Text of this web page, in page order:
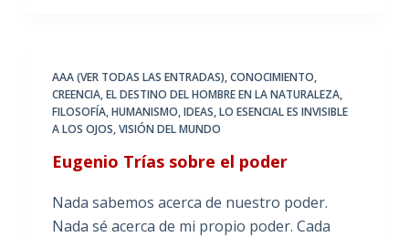
AAA (VER TODAS LAS ENTRADAS),CONOCIMIENTO,
CREENCIA,EL DESTINO DEL HOMBRE EN LA NATURALEZA,
FILOSOFÍA,HUMANISMO,IDEAS,LO ESENCIAL ES INVISIBLE
A LOS OJOS,VISIÓN DEL MUNDO
Eugenio Trías sobre el poder
Nada sabemos acerca de nuestro poder.
Nada sé acerca de mi propio poder. Cada